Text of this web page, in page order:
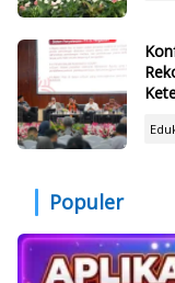
Populer